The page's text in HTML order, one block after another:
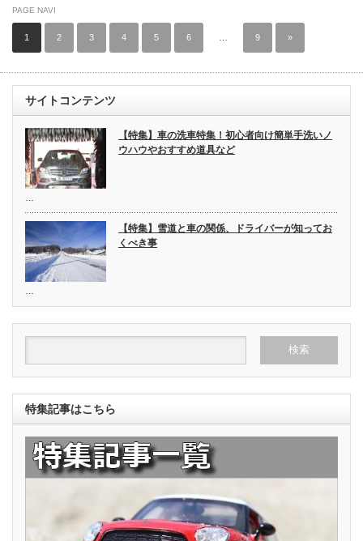
PAGE NAVI
1 2 3 4 5 6 9 »
サイトコンテンツ
【特集】車の洗車特集！初心者向け簡単手洗いノ
ウハウやおすすめ道具など
【特集】雪道と車の関係、ドライバーが知ってお
くべき事
特集記事はこちら